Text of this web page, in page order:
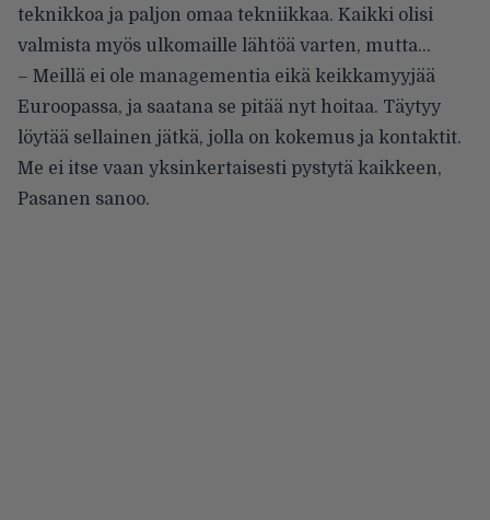
teknikkoa ja paljon omaa tekniikkaa. Kaikki olisi
valmista myös ulkomaille lähtöä varten, mutta…
– Meillä ei ole managementia eikä keikkamyyjää
Euroopassa, ja saatana se pitää nyt hoitaa. Täytyy
löytää sellainen jätkä, jolla on kokemus ja kontaktit.
Me ei itse vaan yksinkertaisesti pystytä kaikkeen,
Pasanen sanoo.